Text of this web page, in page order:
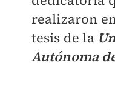
realizaron
tesis de la
Autónoma